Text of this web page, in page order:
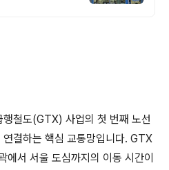
행철도(GTX) 사업의 첫 번째 노선
결하는 핵심 교통망입니다. GTX
에서 서울 도심까지의 이동 시간이